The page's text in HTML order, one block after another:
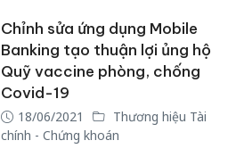
Chỉnh sửa ứng dụng Mobile
Banking tạo thuận lợi ủng hộ
Quỹ vaccine phòng, chống
Covid-19
18/06/2021
Thương hiệu Tài
chính - Chứng khoán